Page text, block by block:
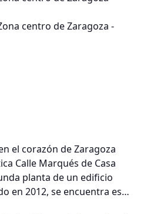
el corazón de Zaragoza
Calle Marqués de Casa
planta de un edificio
en 2012, se encuentra es…